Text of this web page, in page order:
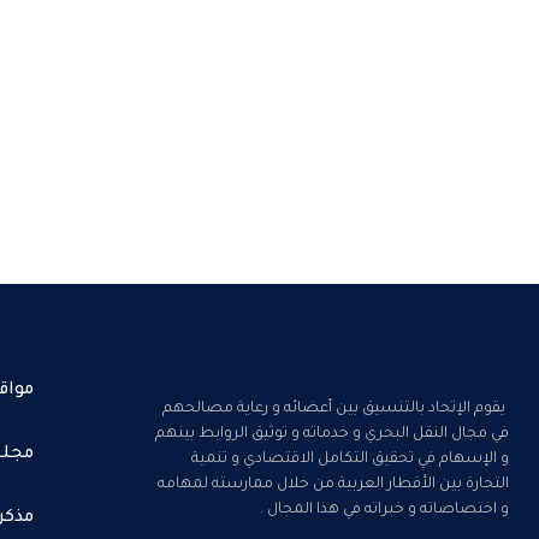
يقوم الإتحاد بالتنسيق بين أعضائه و رعاية مصالحهم
في مجال النقل البحري و خدماته و توثيق الروابط بينهم
و الإسهام في تحقيق التكامل الاقتصادي و تنمية
التجارة بين الأقطار العربية من خلال ممارسته لمهامه
و اختصاصاته و خبراته في هذا المجال .